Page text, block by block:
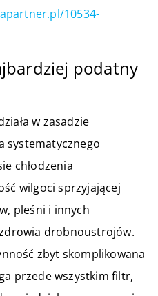
10534-
podatny
w zasadzie
systematycznego
chłodzenia
wilgoci sprzyjającej
pleśni i innych
drobnoustrojów.
zbyt skomplikowana
przede wszystkim filtr,